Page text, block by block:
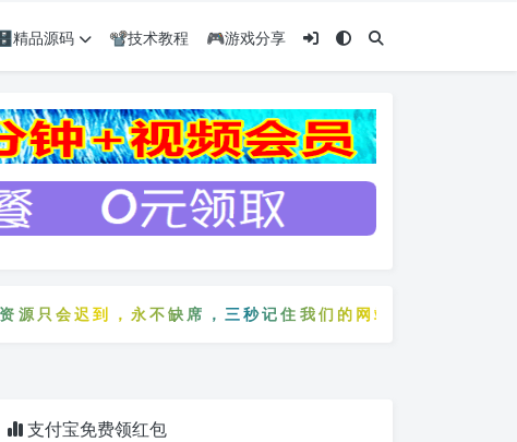
精品源码 📽️技术教程 🎮游戏分享
会迟到，永不缺席，三秒记住我们的网站：5zyw.com
支付宝免费领红包